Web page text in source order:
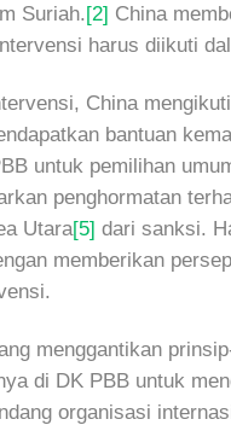
Suriah.[2] China
harus diikuti
China
bantuan
untuk pemilihan
penghormatan
Utara[5] dari sanksi.
memberikan
menggantikan
di DK PBB untuk
organisasi